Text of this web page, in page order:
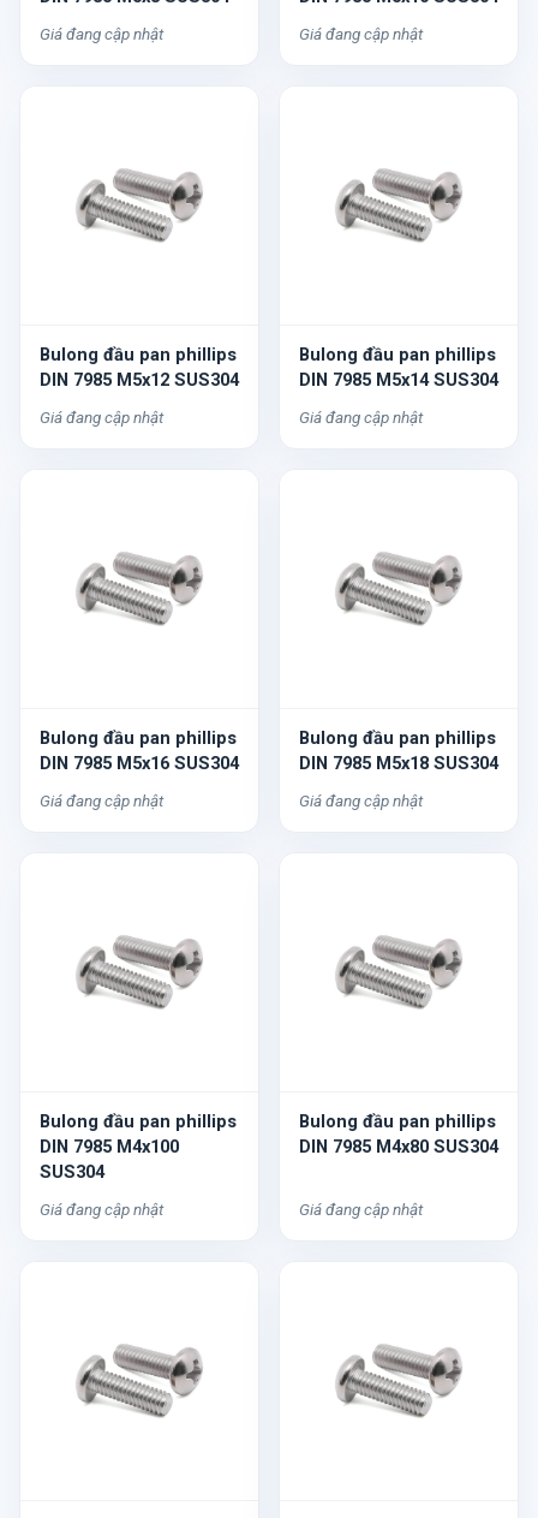
Giá đang cập nhật Giá đang cập nhật
Bulong đầu pan phillips
DIN 7985 M5x12 SUS304
Giá đang cập nhật
Bulong đầu pan phillips
DIN 7985 M5x14 SUS304
Giá đang cập nhật
Bulong đầu pan phillips
DIN 7985 M5x16 SUS304
Giá đang cập nhật
Bulong đầu pan phillips
DIN 7985 M5x18 SUS304
Giá đang cập nhật
Bulong đầu pan phillips
DIN 7985 M4x100
SUS304
Giá đang cập nhật
Bulong đầu pan phillips
DIN 7985 M4x80 SUS304
Giá đang cập nhật